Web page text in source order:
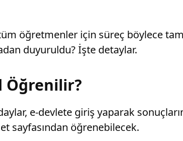
öğretmenler için süreç böylece
duyuruldu? İşte detaylar.
Öğrenilir?
e-devlete giriş yaparak
sayfasından öğrenebilecek.